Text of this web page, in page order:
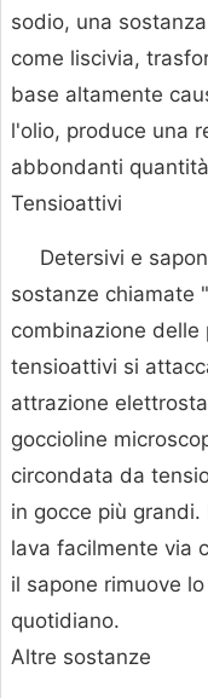
sodio, una
come liscivia,
base altamente
l'olio, produce una
abbondanti
Tensioattivi
Detersivi e
sostanze chiamate
combinazione delle
tensioattivi si
attrazione
goccioline
circondata da
in gocce più
lava facilmente via
il sapone rimuove
quotidiano.
Altre sostanze